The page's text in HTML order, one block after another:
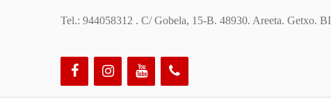
Tel.: 944058312 . C/ Gobela, 15-B. 48930. Areeta. Getxo.